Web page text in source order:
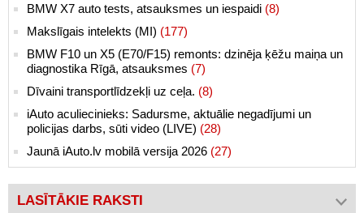
BMW X7 auto tests, atsauksmes un iespaidi (8)
Makslīgais intelekts (MI) (177)
BMW F10 un X5 (E70/F15) remonts: dzinēja ķēžu maiņa un
diagnostika Rīgā, atsauksmes (7)
Dīvaini transportlīdzekļi uz ceļa. (8)
iAuto aculiecinieks: Sadursme, aktuālie negadījumi un
policijas darbs, sūti video (LIVE) (28)
Jaunā iAuto.lv mobilā versija 2026 (27)
LASĪTĀKIE RAKSTI